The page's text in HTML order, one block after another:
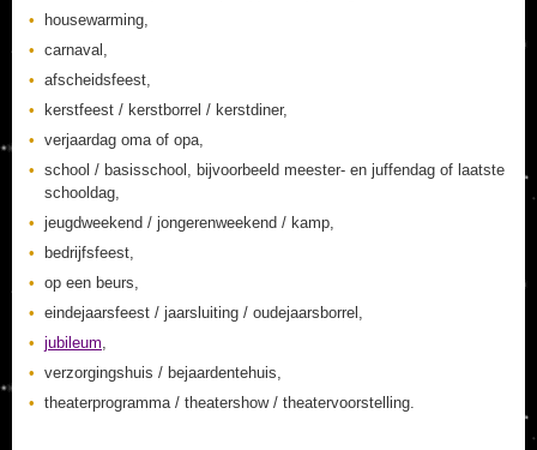
housewarming,
carnaval,
afscheidsfeest,
kerstfeest / kerstborrel / kerstdiner,
verjaardag oma of opa,
school / basisschool, bijvoorbeeld meester- en juffendag of laatste
schooldag,
jeugdweekend / jongerenweekend / kamp,
bedrijfsfeest,
op een beurs,
eindejaarsfeest / jaarsluiting / oudejaarsborrel,
jubileum,
verzorgingshuis / bejaardentehuis,
theaterprogramma / theatershow / theatervoorstelling.